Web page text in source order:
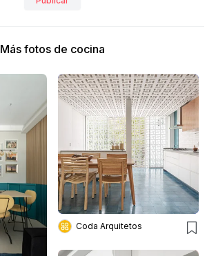
Más fotos de cocina
Coda Arquitetos